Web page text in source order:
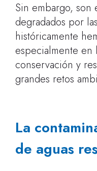
Sin embargo, son
degradados por
históricamente
especialmente en
conservación y
grandes retos
La
de aguas